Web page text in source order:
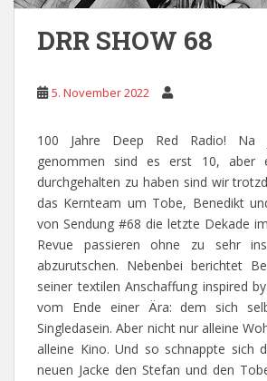
DRR SHOW 68
5. November 2022
100 Jahre Deep Red Radio! Na
genommen sind es erst 10, aber
durchgehalten zu haben sind wir
das Kernteam um Tobe, Benedikt
von Sendung #68 die letzte Dekade
Revue passieren ohne zu sehr ins
abzurutschen. Nebenbei berichtet
seiner textilen Anschaffung inspired
vom Ende einer Ära: dem sich
Singledasein. Aber nicht nur alleine
alleine Kino. Und so schnappte sich
neuen Jacke den Stefan und den